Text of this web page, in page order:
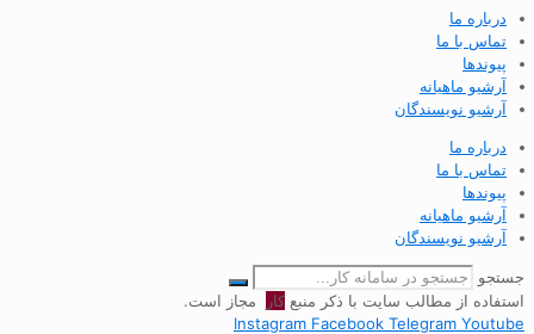
درباره ما
تماس با ما
پیوندها
آرشیو ماهیانه
آرشیو نویسندگان
درباره ما
تماس با ما
پیوندها
آرشیو ماهیانه
آرشیو نویسندگان
جستجو
استفاده از مطالب سایت با ذکر منبعکار
مجاز است.
Instagram Facebook Telegram Youtube